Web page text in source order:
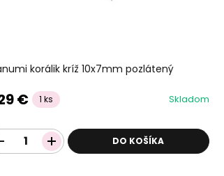
korálik kríž 10x7mm pozlátený
€ 1 ks Skladom
DO KOŠÍKA